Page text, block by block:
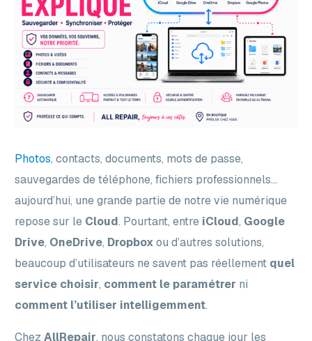
Photos, contacts, documents, mots de passe,
sauvegardes de téléphone, fichiers professionnels…
aujourd’hui, une grande partie de notre vie numérique
repose sur le Cloud. Pourtant, entre iCloud, Google
Drive, OneDrive, Dropboxou d’autres solutions,
beaucoup d’utilisateurs ne savent pas réellement quel
service choisir, comment le paramétrer ni
comment l’utiliser intelligemment.
ChezAllRepair, nous constatons chaque jour les